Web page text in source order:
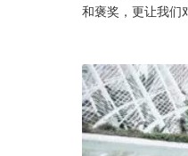
和褒奖，更让我们